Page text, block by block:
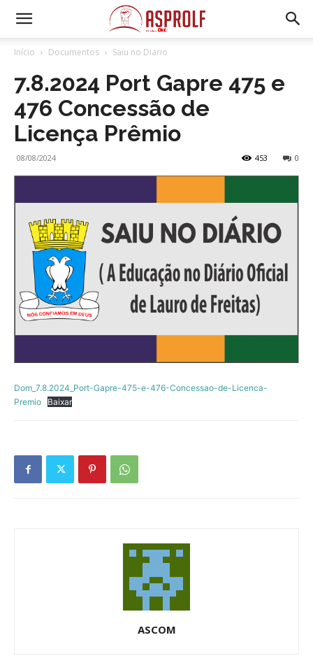
Início Documentos Saiu no Diario
7.8.2024 Port Gapre 475 e
476 Concessão de
Licença Prêmio
08/08/2024 0
453
Dom_7.8.2024_Port-Gapre-475-e-476-Concessao-de-Licenca-
Premio
Baixar
ASCOM